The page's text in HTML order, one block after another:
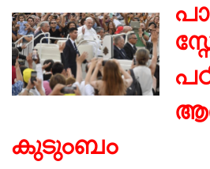
കുടുംബം